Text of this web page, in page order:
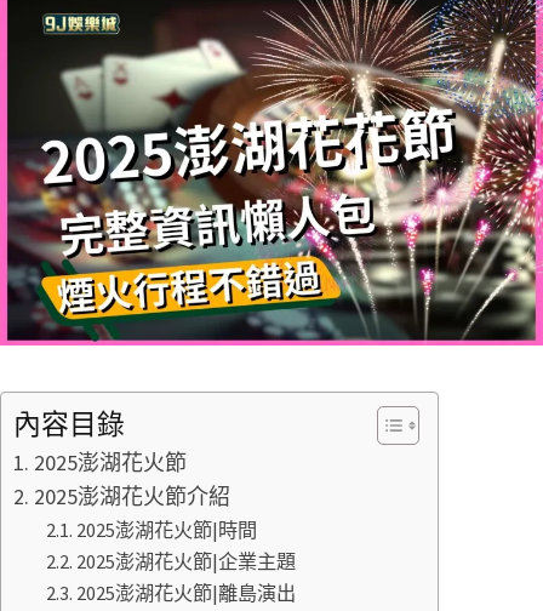
內容目錄
2025澎湖花火節
2025澎湖花火節介紹
2025澎湖花火節|時間
2025澎湖花火節|企業主題
2025澎湖花火節|離島演出